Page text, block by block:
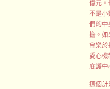
億元。
不是小
們的中
擔。如
會樂於
愛心機
庇護中
這個計